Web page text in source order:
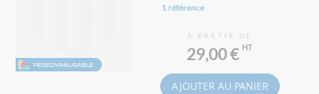
1 référence
À PARTIR DE
29,00 €
AJOUTER AU PANIER